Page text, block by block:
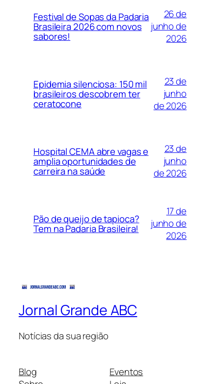
Festival de Sopas da Padaria
Brasileira 2026 com novos
sabores!
26 de
junho de
2026
Epidemia silenciosa: 150 mil
brasileiros descobrem ter
ceratocone
23 de
junho
de 2026
Hospital CEMA abre vagas e
amplia oportunidades de
carreira na saúde
23 de
junho
de 2026
Pão de queijo de tapioca?
Tem na Padaria Brasileira!
17 de
junho de
2026
Jornal Grande ABC
Notícias da sua região
Blog
Eventos